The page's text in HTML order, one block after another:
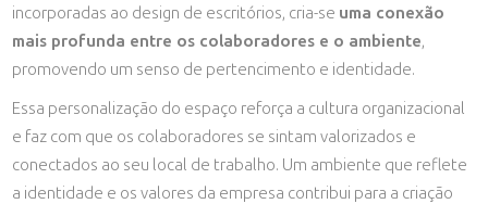
incorporadas ao design de escritórios, cria-se uma conexão
mais profunda entre os colaboradores e o ambiente,
promovendo um senso de pertencimento e identidade.
Essa personalização do espaço reforça a cultura organizacional
e faz com que os colaboradores se sintam valorizados e
conectados ao seu local de trabalho. Um ambiente que reflete
a identidade e os valores da empresa contribui para a criação